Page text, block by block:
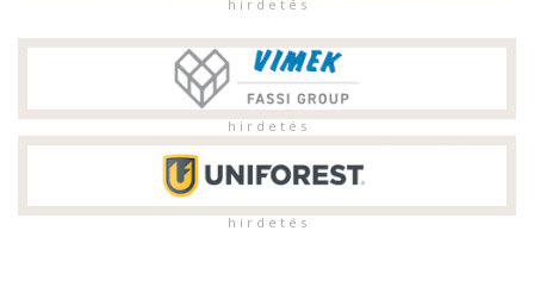
h i r d e t é s
h i r d e t é s
h i r d e t é s